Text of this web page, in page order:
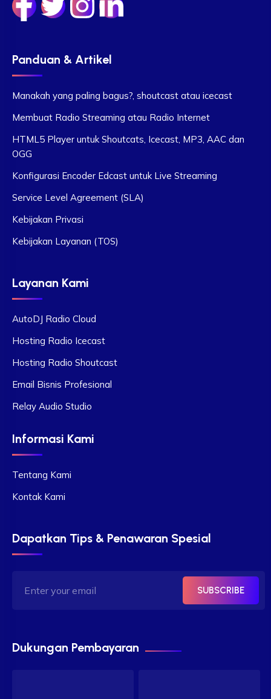
Panduan & Artikel
Manakah yang paling bagus?, shoutcast atau icecast
Membuat Radio Streaming atau Radio Internet
HTML5 Player untuk Shoutcats, Icecast, MP3, AAC dan
OGG
Konfigurasi Encoder Edcast untuk Live Streaming
Service Level Agreement (SLA)
Kebijakan Privasi
Kebijakan Layanan (TOS)
Layanan Kami
AutoDJ Radio Cloud
Hosting Radio Icecast
Hosting Radio Shoutcast
Email Bisnis Profesional
Relay Audio Studio
Informasi Kami
Tentang Kami
Kontak Kami
Dapatkan Tips & Penawaran Spesial
SUBSCRIBE
Dukungan Pembayaran